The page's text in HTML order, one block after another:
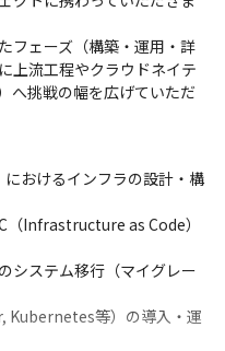
フェーズ（構築・運用・詳
上流工程やクラウドネイテ
へ挑戦の幅を広げていただ
におけるインフラの設計・構
Infrastructure as Code）
システム移行（マイグレー
Kubernetes等）の導入・運